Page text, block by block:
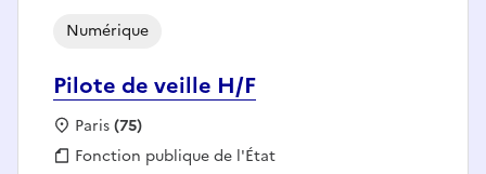
Pilote de veille H/F
Numérique
Localisation :
Paris(75)
Fonction publique :
Fonction publique de l'État